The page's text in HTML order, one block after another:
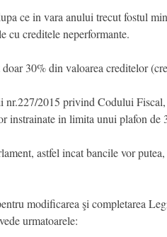
ce in vara anului trecut fostul
cu creditele neperformante.
30% din valoarea creditelor
2015 privind Codului
instrainate in limita unui plafon de
astfel incat bancile vor
modificarea şi completarea
urmatoarele: